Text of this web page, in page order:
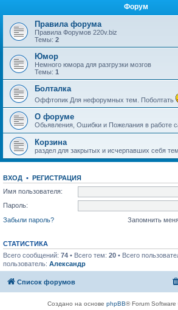
Форум
Правила форума
Правила Форумов 220v.biz
Темы: 2
Юмор
Немного юмора для разгрузки мозгов
Темы: 1
Болталка
Оффтопик Для нефорумных тем. Поболтать
О форуме
Обьявления, Ошибки и Пожелания в работе
Корзина
раздел для закрытых и исчерпавших себя тем
ВХОД • РЕГИСТРАЦИЯ
Имя пользователя:
Пароль:
Забыли пароль?
Запомнить
СТАТИСТИКА
Всего сообщений: 74 • Всего тем: 20 • Всего
пользователь: Александр
Список форумов
Создано на основе phpBB® Forum